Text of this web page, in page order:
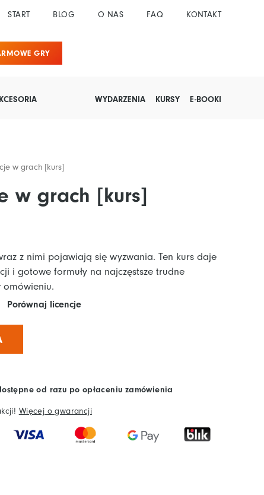
START BLOG O NAS FAQ KONTAKT
GRY
WYDARZENIA KURSY E-BOOKI
w grach [kurs]
w grach [kurs]
z nimi pojawiają się wyzwania. Ten kurs daje
i gotowe formuły na najczęstsze trudne
omówieniu.
Porównaj licencje
od razu po opłaceniu zamówienia
Więcej o gwarancji